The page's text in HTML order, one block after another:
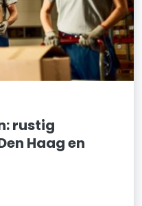
rustig
Haag en